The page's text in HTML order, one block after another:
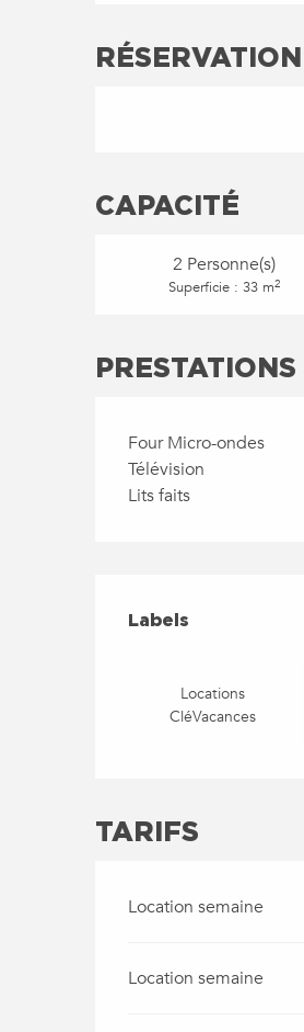
RÉSERVATION
CAPACITÉ
2 Personne(s)
Superficie : 33 m2
PRESTATIONS
Four Micro-ondes
Télévision
Lits faits
LABELS
Labels
Locations
CléVacances
TARIFS
Location semaine
Location semaine